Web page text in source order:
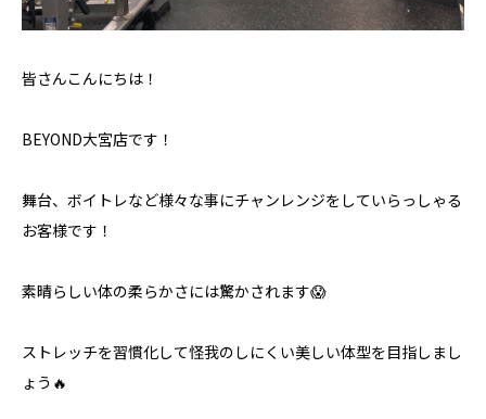
皆さんこんにちは！
BEYOND大宮店です！
舞台、ボイトレなど様々な事にチャンレンジをしていらっしゃる
お客様です！
素晴らしい体の柔らかさには驚かされます😱
ストレッチを習慣化して怪我のしにくい美しい体型を目指しまし
ょう🔥